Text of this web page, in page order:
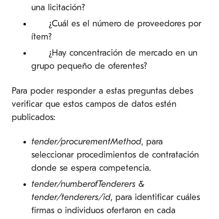
una licitación?
¿Cuál es el número de proveedores por
ítem?
¿Hay concentración de mercado en un
grupo pequeño de oferentes?
Para poder responder a estas preguntas debes
verificar que estos campos de datos estén
publicados:
tender/procurementMethod, para
seleccionar procedimientos de contratación
donde se espera competencia.
tender/numberofTenderers &
tender/tenderers/id, para identificar cuáles
firmas o individuos ofertaron en cada